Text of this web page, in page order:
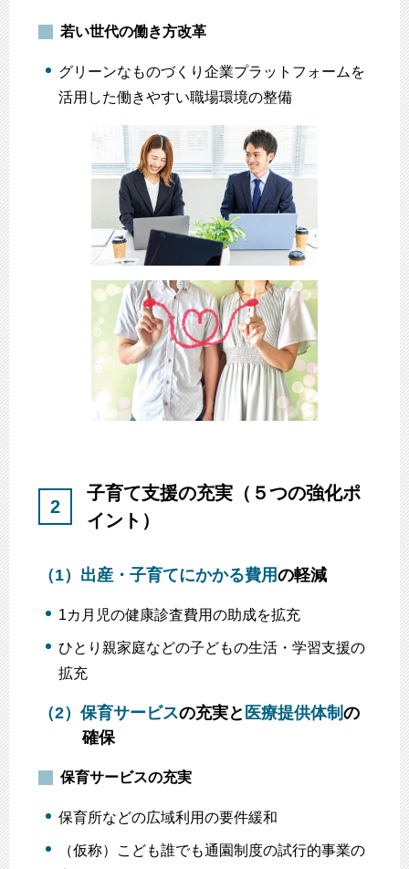
若い世代の働き方改革
グリーンなものづくり企業プラットフォームを
活用した働きやすい職場環境の整備
2
子育て支援の充実（５つの強化ポ
イント）
（1） 出産・子育てにかかる費用の軽減
1カ月児の健康診査費用の助成を拡充
ひとり親家庭などの子どもの生活・学習支援の
拡充
（2） 保育サービスの充実と 医療提供体制 の
確保
保育サービスの充実
保育所などの広域利用の要件緩和
（仮称）こども誰でも通園制度の試行的事業の